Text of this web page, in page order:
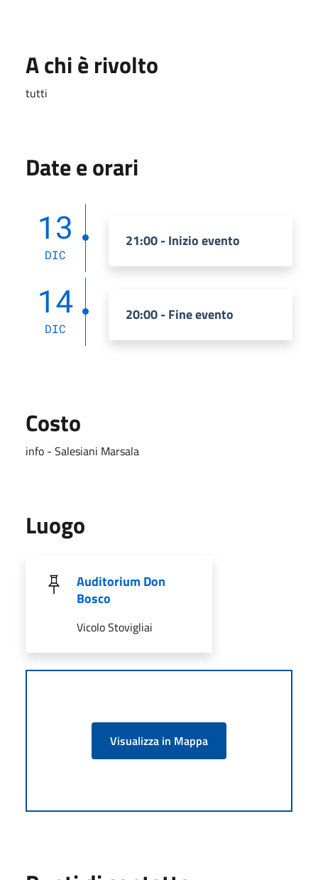
A chi è rivolto
tutti
Date e orari
13
DIC
21:00 - Inizio evento
14
DIC
20:00 - Fine evento
Costo
info - Salesiani Marsala
Luogo
Auditorium Don
Bosco
Vicolo Stovigliai
Visualizza in Mappa